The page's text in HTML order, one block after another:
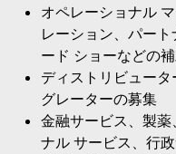
オペレーショナル
レーション、パー
ード ショーなどの
ディストリビュー
グレーターの募集
金融サービス、製
ナル サービス、行